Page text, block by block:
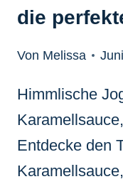
die
Von Melissa
Himmlische
Entdecke den